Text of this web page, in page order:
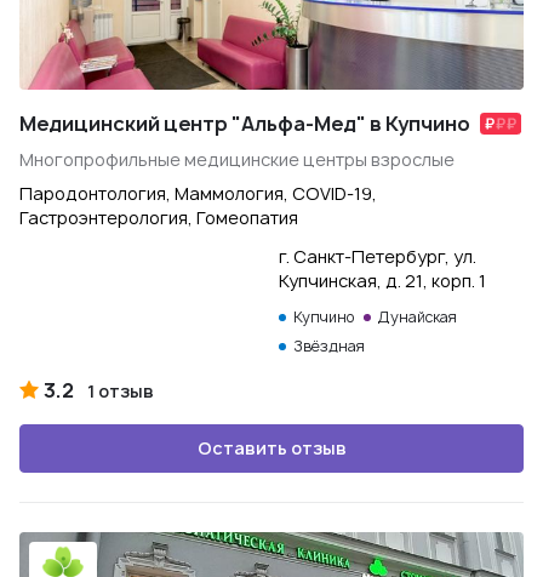
Медицинский центр "Альфа-Мед" в Купчино
Многопрофильные медицинские центры взрослые
Пародонтология, Маммология, COVID-19,
Гастроэнтерология, Гомеопатия
г. Санкт-Петербург, ул.
Купчинская, д. 21, корп. 1
Купчино
Дунайская
Звёздная
3.2 1 отзыв
Оставить отзыв